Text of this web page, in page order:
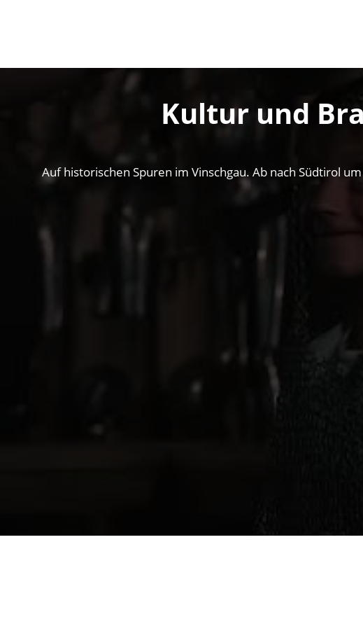
Kultur und
Auf historischen Spuren im Vinschgau. Ab nach Südtirol